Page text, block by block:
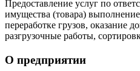
Предоставление услуг по
имущества (товара)
переработке грузов, оказание
разгрузочные работы,
О предприятии